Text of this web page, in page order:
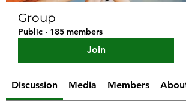
Group
Public · 185 members
Join
Discussion Media Members About